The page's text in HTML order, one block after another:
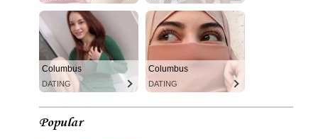
Columbus
DATING
Columbus
DATING
Popular